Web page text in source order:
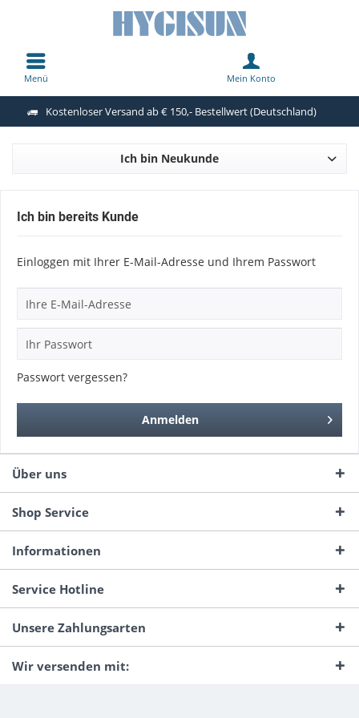
Menü Mein Konto
Kostenloser Versand ab € 150,- Bestellwert (Deutschland)
Ich bin Neukunde
Ich bin bereits Kunde
Einloggen mit Ihrer E-Mail-Adresse und Ihrem Passwort
Passwort vergessen?
Anmelden
Über uns
Shop Service
Informationen
Service Hotline
Unsere Zahlungsarten
Wir versenden mit: